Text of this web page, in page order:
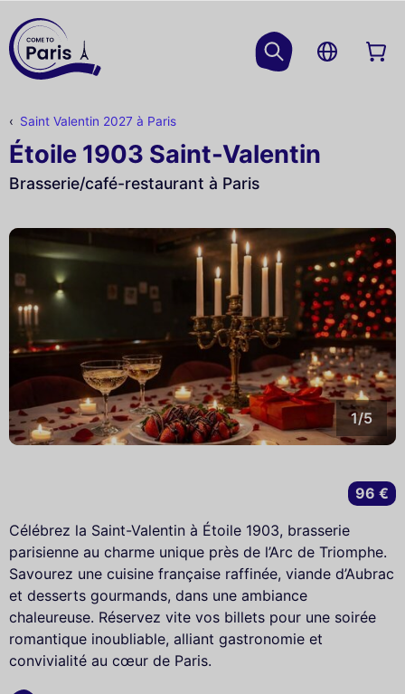
Saint Valentin 2027 à Paris
Étoile 1903 Saint-Valentin
Brasserie/café-restaurant à Paris
1/5
Célébrez la Saint-Valentin à Étoile 1903, brasserie
parisienne au charme unique près de l’Arc de Triomphe.
Savourez une cuisine française raffinée, viande d’Aubrac
et desserts gourmands, dans une ambiance
chaleureuse. Réservez vite vos billets pour une soirée
romantique inoubliable, alliant gastronomie et
convivialité au cœur de Paris.
96 €